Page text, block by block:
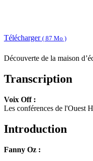
Télécharger ( 87 Mo )
Découverte de la maison
Transcription
Voix Off :
Les conférences de l'Ouest
Introduction
Fanny Oz :